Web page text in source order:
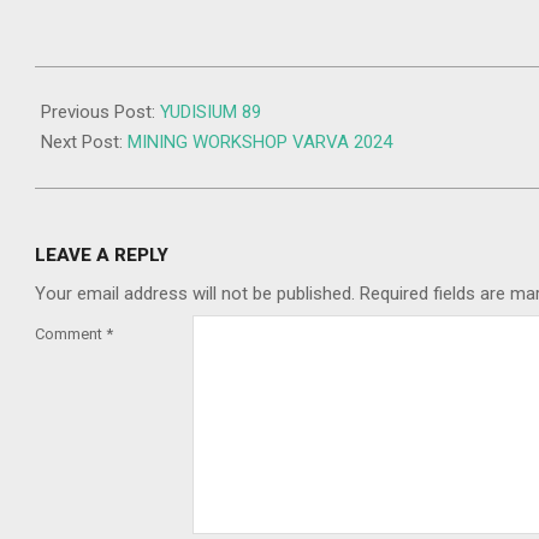
11-
21
Previous Post: YUDISIUM 89
Next Post: MINING WORKSHOP VARVA 2024
LEAVE A REPLY
Your email address will not be published. Required fields are
Comment *